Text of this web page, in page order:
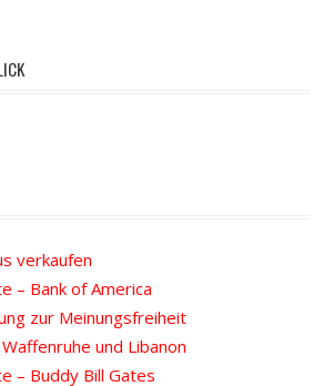
verkaufen
– Bank of America
zur Meinungsfreiheit
und Libanon
– Buddy Bill Gates